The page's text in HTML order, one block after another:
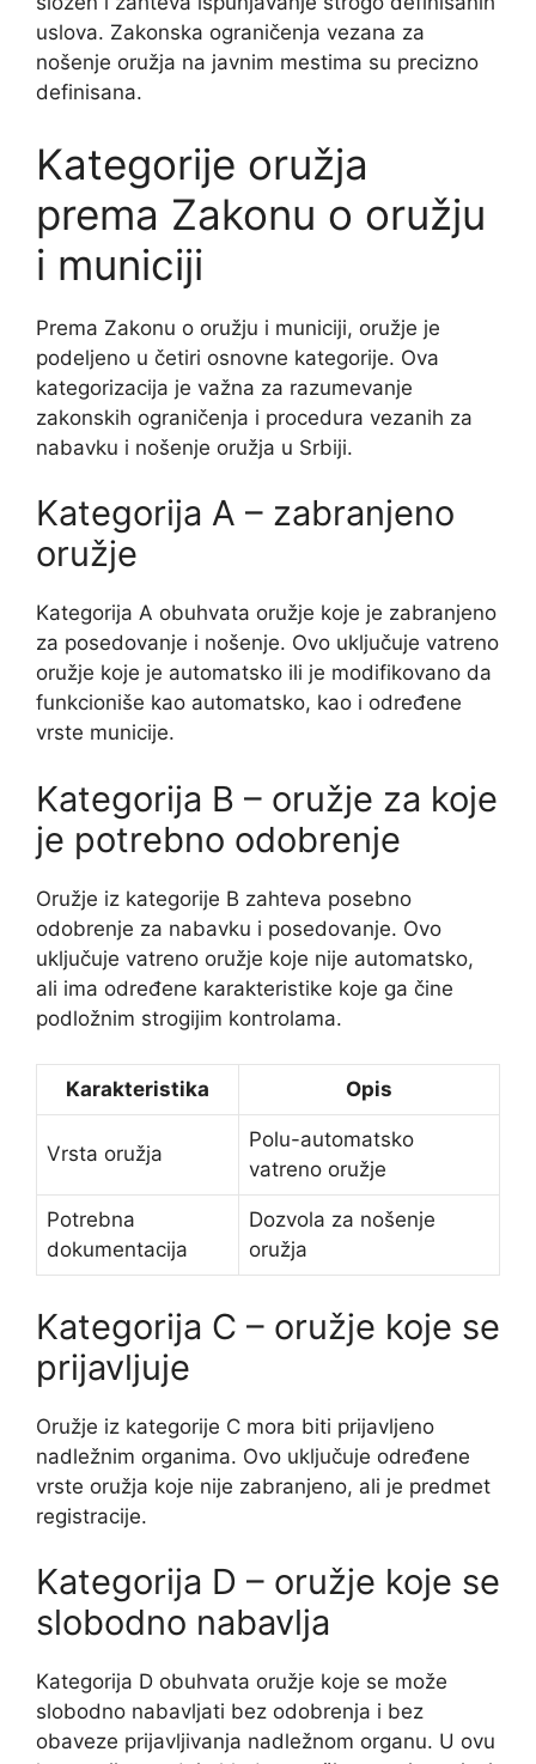
uslova. Zakonska ograničenja vezana za
nošenje oružja na javnim mestima su precizno
definisana.
Kategorije oružja
prema Zakonu o oružju
i municiji
Prema Zakonu o oružju i municiji, oružje je
podeljeno u četiri osnovne kategorije. Ova
kategorizacija je važna za razumevanje
zakonskih ograničenja i procedura vezanih za
nabavku i nošenje oružja u Srbiji.
Kategorija A – zabranjeno
oružje
Kategorija A obuhvata oružje koje je zabranjeno
za posedovanje i nošenje. Ovo uključuje vatreno
oružje koje je automatsko ili je modifikovano da
funkcioniše kao automatsko, kao i određene
vrste municije.
Kategorija B – oružje za koje
je potrebno odobrenje
Oružje iz kategorije B zahteva posebno
odobrenje za nabavku i posedovanje. Ovo
uključuje vatreno oružje koje nije automatsko,
ali ima određene karakteristike koje ga čine
podložnim strogijim kontrolama.
Karakteristika Opis
Vrsta oružja
Polu-automatsko
vatreno oružje
Potrebna
dokumentacija
Dozvola za nošenje
oružja
Kategorija C – oružje koje se
prijavljuje
Oružje iz kategorije C mora biti prijavljeno
nadležnim organima. Ovo uključuje određene
vrste oružja koje nije zabranjeno, ali je predmet
registracije.
Kategorija D – oružje koje se
slobodno nabavlja
Kategorija D obuhvata oružje koje se može
slobodno nabavljati bez odobrenja i bez
obaveze prijavljivanja nadležnom organu. U ovu